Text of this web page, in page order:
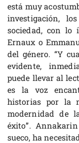
está muy
investigación,
sociedad, con lo
Ernaux o
del género. “Y
evidente,
puede llevar al
es la voz
historias por la
modernidad de
éxito”.
sueco, ha